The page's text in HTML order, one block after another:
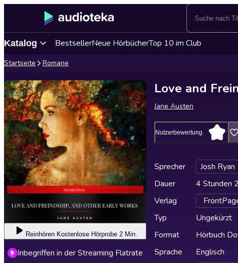
Katalog BestsellerNeue HörbücherTop 10 im Club
Startseite Romane
Reinhören Kostenlose Hörprobe 2 Min.
Inbegriffen in der Streaming Flatrate
Love and
Jane Austen
Nutzerbewertung
Sprecher
Josh Ryan
Dauer
4 Stunden
Verlag
Typ
Ungekürzt
Format
Hörbuch
Sprache
Englisch